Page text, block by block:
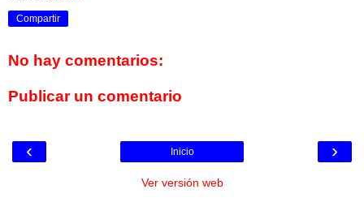
Compartir
No hay comentarios:
Publicar un comentario
‹ ›
Inicio
Ver versión web